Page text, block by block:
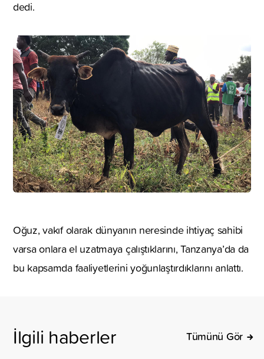
dedi.
Oğuz, vakıf olarak dünyanın neresinde ihtiyaç sahibi
varsa onlara el uzatmaya çalıştıklarını, Tanzanya’da da
bu kapsamda faaliyetlerini yoğunlaştırdıklarını anlattı.
İlgili haberler Tümünü Gör